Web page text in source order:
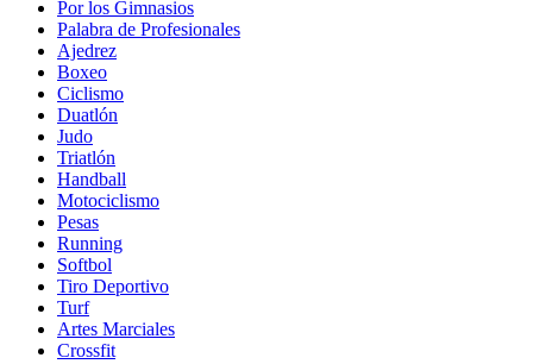
Por los Gimnasios
Palabra de Profesionales
Ajedrez
Boxeo
Ciclismo
Duatlón
Judo
Triatlón
Handball
Motociclismo
Pesas
Running
Softbol
Tiro Deportivo
Turf
Artes Marciales
Crossfit